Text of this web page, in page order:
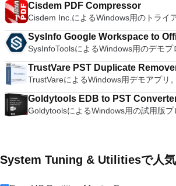
Cisdem PDF Compressor
Cisdem Inc.によるWindows用のトライ
SysInfo Google Workspace to
Tool
SysInfoToolsによるWindows用のデモプ
TrustVare PST Duplicate
TrustVareによるWindows用デモアプリ。
Goldytools EDB to PST
GoldytoolsによるWindows用の試用版プ
System Tuning & Utilitiesで人